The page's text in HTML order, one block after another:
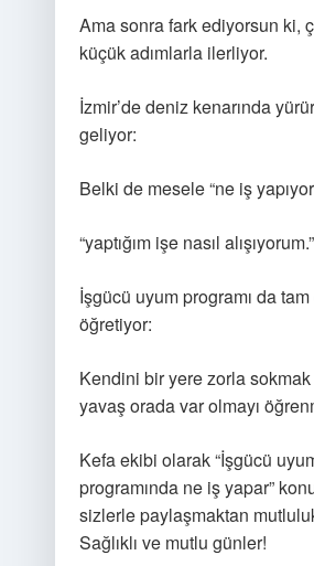
Ama sonra fark ediyorsun ki,
küçük adımlarla ilerliyor.
İzmir’de deniz kenarında
geliyor:
Belki de mesele “ne iş
“yaptığım işe nasıl alışıyorum.”
İşgücü uyum programı da
öğretiyor:
Kendini bir yere zorla
yavaş orada var olmayı
Kefa ekibi olarak “İşgücü
programında ne iş yapar”
sizlerle paylaşmaktan
Sağlıklı ve mutlu günler!